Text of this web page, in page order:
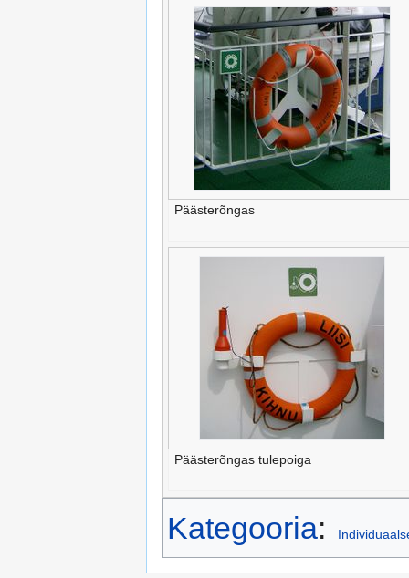
Päästerõngas
Päästerõngas tulepoiga
Kategooria: